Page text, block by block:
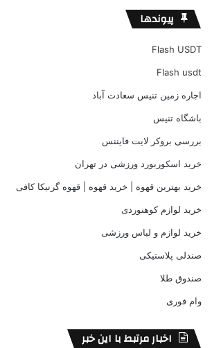
پیوندها
Flash USDT
Flash usdt
اجاره زمین تنیس سعادت آباد
باشگاه تنیس
بررسی بروکر لایت فایننس
خرید اسکوربورد ورزشی در تهران
خرید بهترین قهوه | خرید قهوه | قهوه گرنیکا کافی
خرید لوازم کوهنوردی
خرید لوازم و لباس ورزشی
صندلی پلاستیکی
صندوق طلا
وام فوری
اخبار مرتبط با این خبر